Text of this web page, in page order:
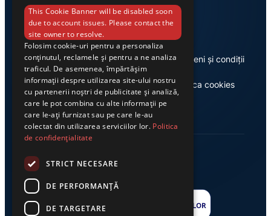
Link-uri utile
Despre noi
Casa de editură Exclusiv
Termeni și condiții
Politica cookies
This Cookie Banner will be disabled soon
due to account issues. Please contact the
site owner to resolve.
Folosim cookie-uri pentru a personaliza
conținutul, reclamele și pentru a ne analiza
traficul. De asemenea, împărtășim
informații despre utilizarea site-ului nostru
cu partenerii noștri de publicitate și analiză,
care le pot combina cu alte informații pe
care le-ați furnizat sau pe care le-au
colectat din utilizarea serviciilor lor. Politica
de confidențialitate
STRICT NECESARE
DE PERFORMANȚĂ
DE TARGETARE